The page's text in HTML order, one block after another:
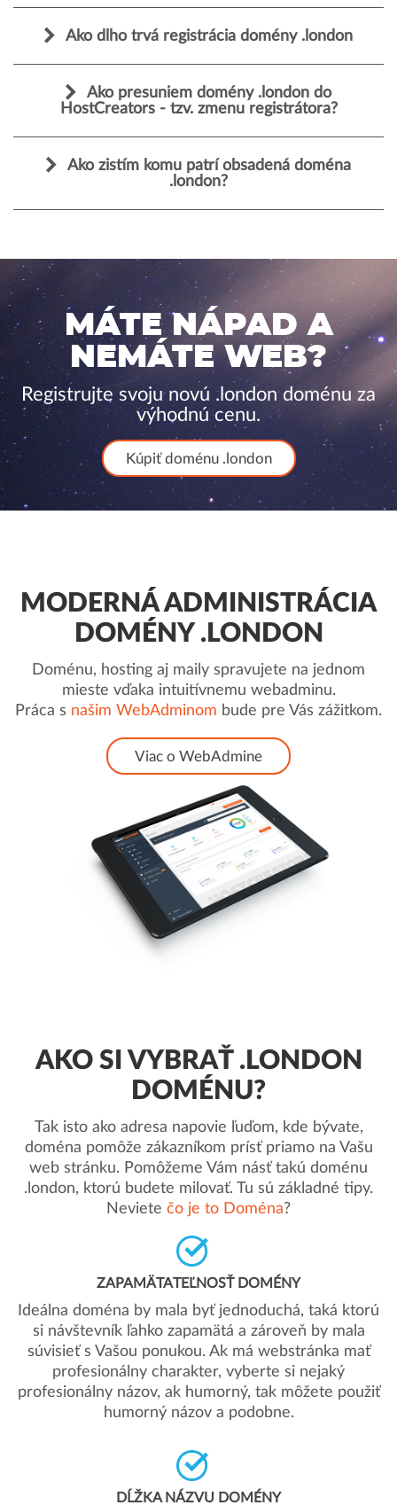
Ako dlho trvá registrácia domény .london
Ako presuniem domény .london do
HostCreators - tzv. zmenu registrátora?
Ako zistím komu patrí obsadená doména
.london?
MÁTE NÁPAD A
NEMÁTE WEB?
Registrujte svoju novú .london doménu za
výhodnú cenu.
Kúpiť doménu .london
MODERNÁ ADMINISTRÁCIA
DOMÉNY .LONDON
Doménu, hosting aj maily spravujete na jednom
mieste vďaka intuitívnemu webadminu.
Práca s našim WebAdminom bude pre Vás zážitkom.
Viac o WebAdmine
AKO SI VYBRAŤ .LONDON
DOMÉNU?
Tak isto ako adresa napovie ľuďom, kde bývate,
doména pomôže zákazníkom prísť priamo na Vašu
web stránku. Pomôžeme Vám násť takú doménu
.london, ktorú budete milovať. Tu sú základné tipy.
Neviete čo je to Doména?
ZAPAMÄTATEĽNOSŤ DOMÉNY
Ideálna doména by mala byť jednoduchá, taká ktorú
si návštevník ľahko zapamätá a zároveň by mala
súvisieť s Vašou ponukou. Ak má webstránka mať
profesionálny charakter, vyberte si nejaký
profesionálny názov, ak humorný, tak môžete použiť
humorný názov a podobne.
DĹŽKA NÁZVU DOMÉNY